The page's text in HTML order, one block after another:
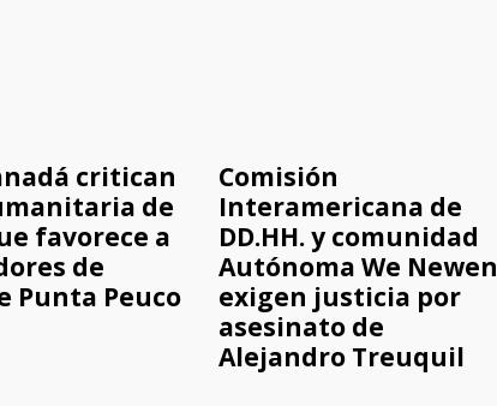
critican
de
favorece a
de
Punta Peuco
Comisión
Interamericana de
DD.HH. y comunidad
Autónoma We Newen
exigen justicia por
asesinato de
Alejandro Treuquil